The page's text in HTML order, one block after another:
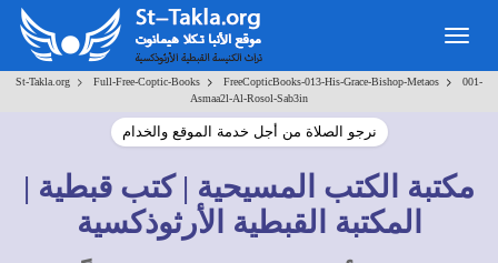
St-Takla.org > Full-Free-Coptic-Books > FreeCopticBooks-013-His-Grace-Bishop-Metaos >
001-
Asmaa2l-Al-Rosol-Sab3in
نرجو الصلاة من أجل خدمة الموقع والخدام
مكتبة الكتب المسيحية | كتب قبطية |
المكتبة القبطية الأرثوذكسية